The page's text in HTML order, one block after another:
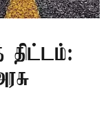
திட்டம்: